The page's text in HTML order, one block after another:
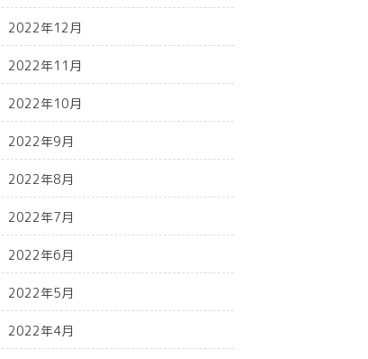
2022年12月
2022年11月
2022年10月
2022年9月
2022年8月
2022年7月
2022年6月
2022年5月
2022年4月